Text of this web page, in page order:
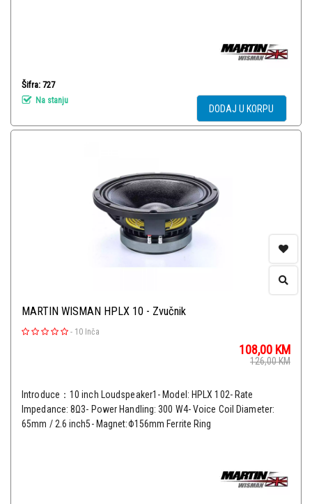
Šifra: 727
Na stanju
DODAJ U KORPU
MARTIN WISMAN HPLX 10 - Zvučnik
- 10 Inča
108,00 KM
126,00KM
Introduce：10 inch Loudspeaker1- Model: HPLX 102- Rate
Impedance: 8Ω3- Power Handling: 300 W4- Voice Coil Diameter:
65mm / 2.6 inch5- Magnet:Φ156mm Ferrite Ring